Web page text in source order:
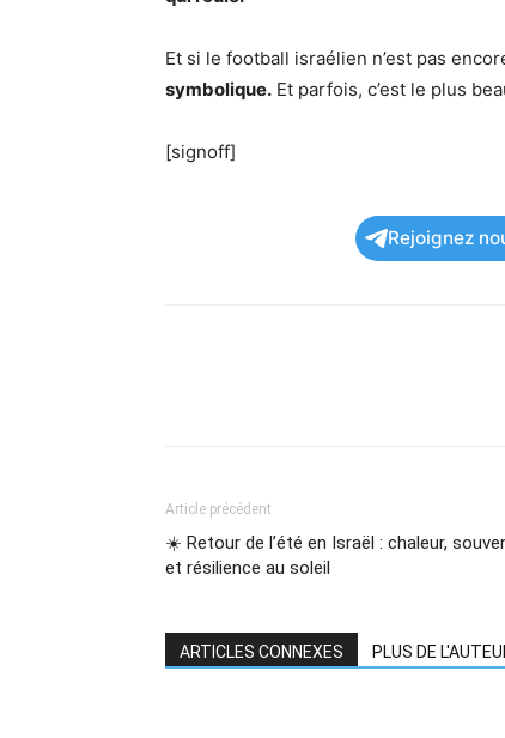
Et si le football israélien n’est pas
symbolique. Et parfois, c’est le plus
[signoff]
Rejoignez
Article précédent
☀️ Retour de l’été en Israël : chaleur,
et résilience au soleil
ARTICLES CONNEXES PLUS DE